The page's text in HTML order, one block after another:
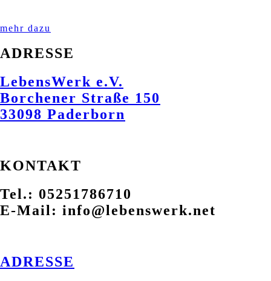
mehr dazu
ADRESSE
LebensWerk e.V.
Borchener Straße 150
33098 Paderborn
KONTAKT
Tel.: 05251786710
E-Mail: info@lebenswerk.net
ADRESSE